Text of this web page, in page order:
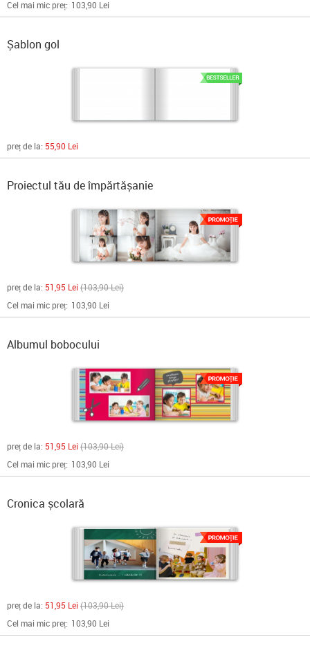
Cel mai mic preț: 103,90 Lei
Șablon gol
preț de la: 55,90 Lei
Proiectul tău de împărtășanie
preț de la: 51,95 Lei 103,90 Lei
Cel mai mic preț: 103,90 Lei
Albumul bobocului
preț de la: 51,95 Lei 103,90 Lei
Cel mai mic preț: 103,90 Lei
Cronica școlară
preț de la: 51,95 Lei 103,90 Lei
Cel mai mic preț: 103,90 Lei